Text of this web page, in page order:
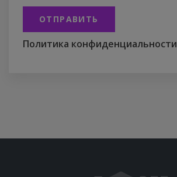
ОТПРАВИТЬ
Политика конфиденциальности